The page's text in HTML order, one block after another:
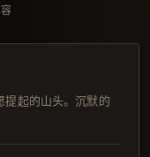
提起的山头。沉默的